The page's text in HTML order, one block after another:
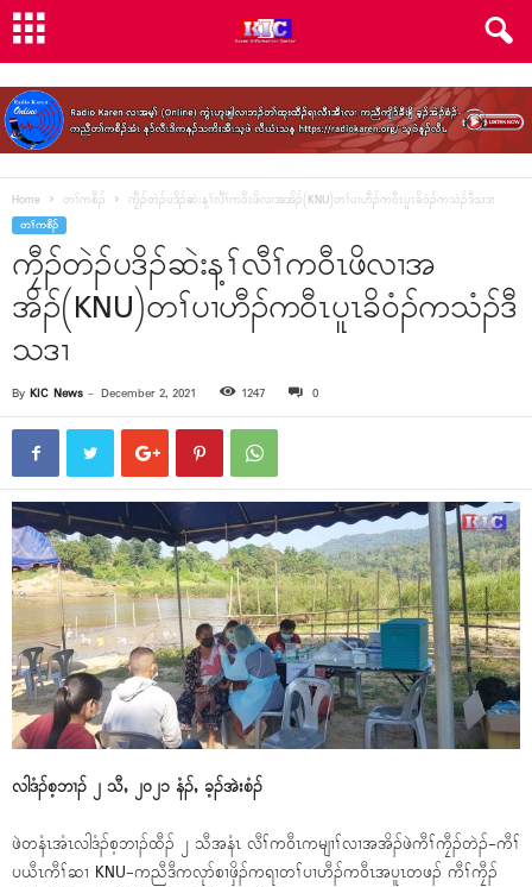
Home တၢ်ကစီၣ် ကၠီၣ်တဲၣ်ပဒိၣ်ဆဲးန့ၢ်လီၢ်က၀ီၤဖိလၢအအိၣ်(KNU)တၢ်ပၢဟီၣ်က၀ီၤပူၤခိ၀ံၣ်ကသံၣ်ဒီသဒၢ
တၢ်ကစီၣ်
ကၠီၣ်တဲၣ်ပဒိၣ်ဆဲးန့ၢ်လီၢ်က၀ီၤဖိလၢအ
အိၣ်(KNU)တၢ်ပၢဟီၣ်က၀ီၤပူၤခိ၀ံၣ်ကသံၣ်ဒီ
သဒၢ
By KIC News - December 2, 2021 1247 0
လါဒံၣ်စ့ဘၢၣ် ၂ သီႇ ၂၀၂၁ နံၣ်ႇ ခ့ၣ်အဲးစံၣ်
ဖဲတနံၤအံၤလါဒံၣ်စ့ဘၢၣ်ထီၣ် ၂ သီအနံၤ လီၢ်က၀ီၤကမျၢၢ်လၢအအိၣ်ဖဲကီၢ်ကၠီၣ်တဲၣ်-ကီၢ်
ပယီၤကီၢ်ဆၢ KNU-ကညီဒီကလုာ်စၢဖှိၣ်ကရၢတၢ်ပၢဟီၣ်က၀ီၤအပူၤတဖၣ် ကီၢ်ကၠီၣ်